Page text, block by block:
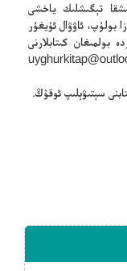
تېگىشلىك ياخشى
بولۇپ، ئاۋۋال ئۇيغۇر
بولمىغان كىتابلارنى